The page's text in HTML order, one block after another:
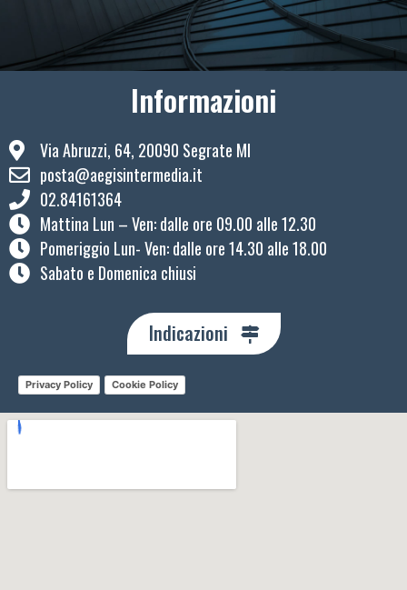
Informazioni
Via Abruzzi, 64, 20090 Segrate MI
posta@aegisintermedia.it
02.84161364
Mattina Lun – Ven: ​dalle ore 09.00 alle 12.30
Pomeriggio Lun- Ven: dalle ore 14.30 alle 18.00
Sabato e Domenica chiusi
Indicazioni
Privacy Policy Cookie Policy